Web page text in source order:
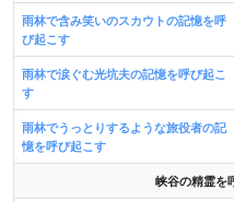
雨林で含み笑いのスカウトの記憶を呼
び起こす
雨林で涙ぐむ光坑夫の記憶を呼び起こ
す
雨林でうっとりするような旅役者の記
憶を呼び起こす
峡谷の精霊を